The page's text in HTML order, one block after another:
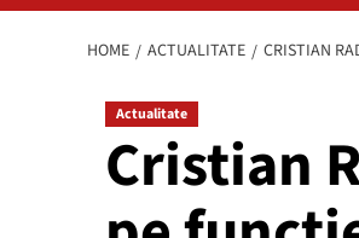
HOME ACTUALITATE CRISTIAN
Actualitate
Cristian